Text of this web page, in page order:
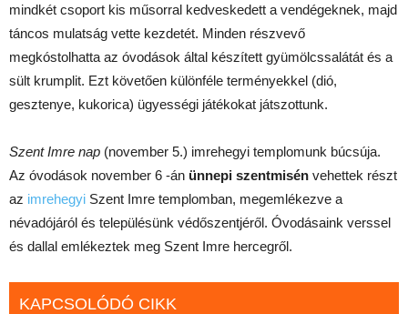
mindkét csoport kis műsorral kedveskedett a vendégeknek, majd
táncos mulatság vette kezdetét. Minden részvevő
megkóstolhatta az óvodások által készített gyümölcssalátát és a
sült krumplit. Ezt követően különféle terményekkel (dió,
gesztenye, kukorica) ügyességi játékokat játszottunk.
Szent Imre nap (november 5.) imrehegyi templomunk búcsúja.
Az óvodások november 6 -án ünnepi szentmisén vehettek részt
az imrehegyi Szent Imre templomban, megemlékezve a
névadójáról és településünk védőszentjéről. Óvodásaink verssel
és dallal emlékeztek meg Szent Imre hercegről.
KAPCSOLÓDÓ CIKK